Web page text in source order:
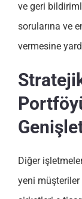
ve geri
sorularına ve
vermesine
Diğer
yeni